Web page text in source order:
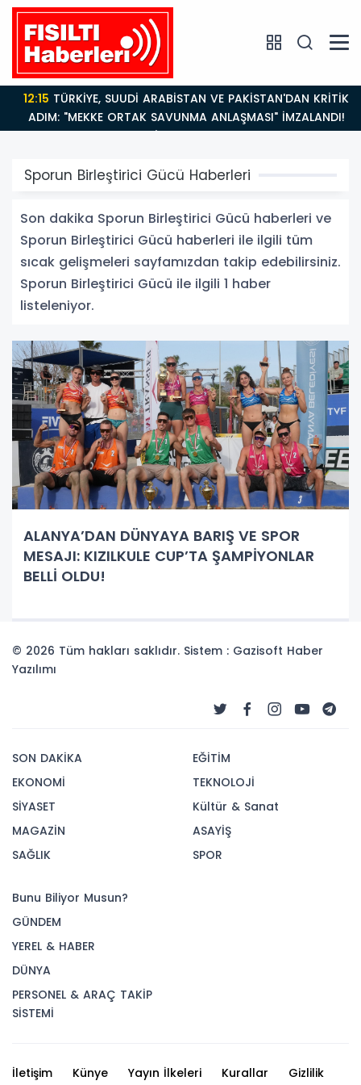
12:15TÜRKİYE, SUUDİ ARABİSTAN VE PAKİSTAN'DAN KRİTİK
ADIM: "MEKKE ORTAK SAVUNMA ANLAŞMASI" İMZALANDI!
Sporun Birleştirici Gücü Haberleri
Son dakika Sporun Birleştirici Gücü haberleri ve
Sporun Birleştirici Gücü haberleri ile ilgili tüm
sıcak gelişmeleri sayfamızdan takip edebilirsiniz.
Sporun Birleştirici Gücü ile ilgili 1 haber
listeleniyor.
ALANYA’DAN DÜNYAYA BARIŞ VE SPOR
MESAJI: KIZILKULE CUP’TA ŞAMPİYONLAR
BELLİ OLDU!
© 2026 Tüm hakları saklıdır. Sistem : Gazisoft Haber
Yazılımı
SON DAKİKA
EKONOMİ
SİYASET
MAGAZİN
SAĞLIK
EĞİTİM
TEKNOLOJİ
Kültür & Sanat
ASAYİŞ
SPOR
Bunu Biliyor Musun?
GÜNDEM
YEREL & HABER
DÜNYA
PERSONEL & ARAÇ TAKİP
SİSTEMİ
İletişim Künye Yayın İlkeleri Kurallar
Gizlilik